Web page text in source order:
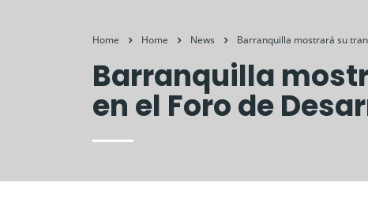
Home Home News Barranquilla mostrará su
Barranquilla
en el Foro de